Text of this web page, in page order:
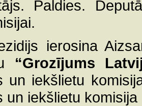
Paldies.
ierosina
“Grozījums
un iekšlietu
un iekšlietu